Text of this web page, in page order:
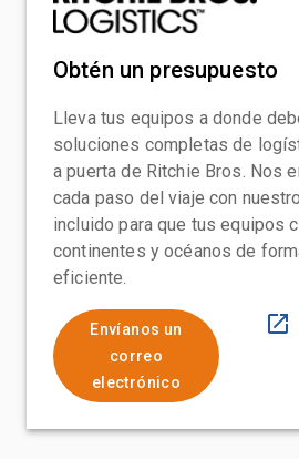
Obtén un presupuesto
Lleva tus equipos a donde
soluciones completas de
a puerta de Ritchie Bros. Nos
cada paso del viaje con
incluido para que tus equipos
continentes y océanos de
eficiente.
Envíanos un
correo
electrónico